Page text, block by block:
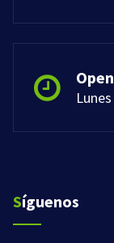
Síguenos